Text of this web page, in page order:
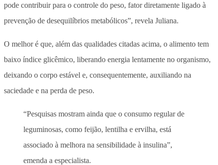
pode contribuir para o controle do peso, fator diretamente ligado à
prevenção de desequilíbrios metabólicos”, revela Juliana.
O melhor é que, além das qualidades citadas acima, o alimento tem
baixo índice glicêmico, liberando energia lentamente no organismo,
deixando o corpo estável e, consequentemente, auxiliando na
saciedade e na perda de peso.
“Pesquisas mostram ainda que o consumo regular de
leguminosas, como feijão, lentilha e ervilha, está
associado à melhora na sensibilidade à insulina”,
emenda a especialista.